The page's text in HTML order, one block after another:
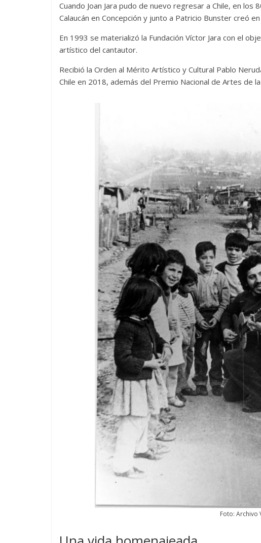
Cuando Joan Jara pudo de nuevo regresar a Chile, en los
Calaucán en Concepción y junto a Patricio Bunster creó
En 1993 se materializó la Fundación Víctor Jara con el
artístico del cantautor.
Recibió la Orden al Mérito Artístico y Cultural Pablo
Chile en 2018, además del Premio Nacional de Artes de
Foto: Archivo